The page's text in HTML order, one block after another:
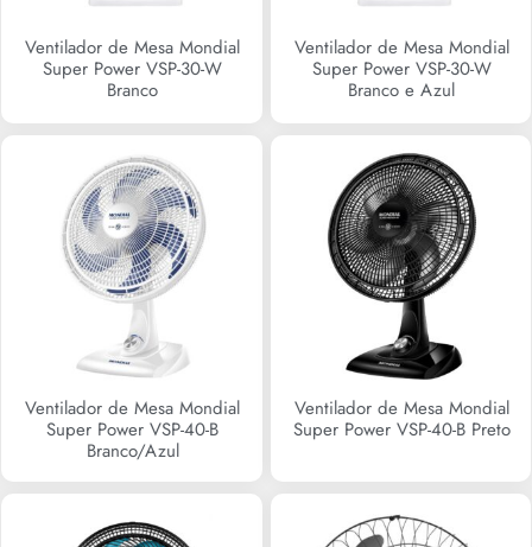
Ventilador de Mesa Mondial
Super Power VSP-30-W
Branco
Ventilador de Mesa Mondial
Super Power VSP-30-W
Branco e Azul
Ventilador de Mesa Mondial
Super Power VSP-40-B
Branco/Azul
Ventilador de Mesa Mondial
Super Power VSP-40-B Preto